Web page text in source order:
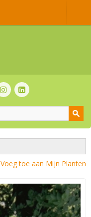
Voeg toe aan Mijn Planten